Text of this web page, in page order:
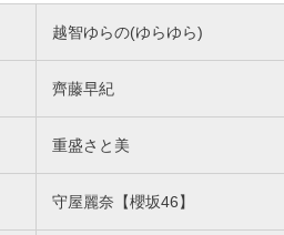
越智ゆらの(ゆらゆら)
齊藤早紀
重盛さと美
守屋麗奈【櫻坂46】